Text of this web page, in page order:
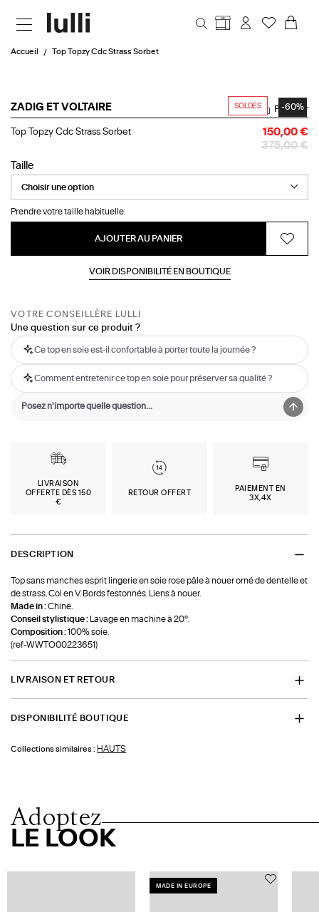
Accueil Top Topzy Cdc Strass Sorbet
SOLDES -60%
ZADIG ET VOLTAIRE
Top
Strass
Sorbet
Partager
Top Topzy Cdc Strass Sorbet
375,00 €
150,00 €
Taille
Prendre votre taille habituelle.
AJOUTER AU PANIER
VOIR DISPONIBILITÉ EN BOUTIQUE
VOTRE CONSEILLÈRE LULLI
Une question sur ce produit ?
Ce top en soie est-il confortable à porter toute la journée ?
Comment entretenir ce top en soie pour préserver sa qualité ?
LIVRAISON
OFFERTE DÈS 150
€
RETOUR OFFERT
PAIEMENT EN
3X,4X
DESCRIPTION
Top sans manches esprit lingerie en soie rose pâle à nouer orné de dentelle et
de strass. Col en V. Bords festonnés. Liens à nouer.
Made in :Chine.
Conseil stylistique :
Lavage en machine à 20°.
Composition :100% soie.
(ref-WWTO00223651)
LIVRAISON ET RETOUR
DISPONIBILITÉ BOUTIQUE
Collections similaires : HAUTS
Adoptez
LE LOOK
MADE IN EUROPE